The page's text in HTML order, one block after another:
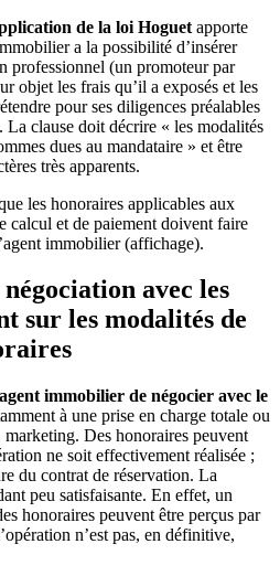
de la loi Hoguet apporte
a la possibilité d’insérer
professionnel (un promoteur par
objet les frais qu’il a exposés et les
pour ses diligences préalables
La clause doit décrire « les modalités
dues au mandataire » et être
très apparents.
les honoraires applicables aux
calcul et de paiement doivent faire
immobilier (affichage).
avec les
sur les modalités de
immobilier de négocier avec le
à une prise en charge totale ou
Des honoraires peuvent
ne soit effectivement réalisée ;
du contrat de réservation. La
peu satisfaisante. En effet, un
honoraires peuvent être perçus par
n’est pas, en définitive,